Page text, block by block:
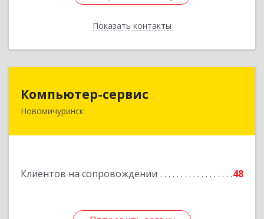
Показать контакты
Назад
Компьютер-сервис
Новомичуринск
Клиентов на сопровождении 48
391160, Рязанская обл, Пронский р-н,
Подробнее